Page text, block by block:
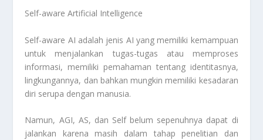
Self-aware Artificial Intelligence
Self-aware AI adalah jenis AI yang memiliki kemampuan
untuk menjalankan tugas-tugas atau memproses
informasi, memiliki pemahaman tentang identitasnya,
lingkungannya, dan bahkan mungkin memiliki kesadaran
diri serupa dengan manusia.
Namun, AGI, AS, dan Self belum sepenuhnya dapat di
jalankan karena masih dalam tahap penelitian dan